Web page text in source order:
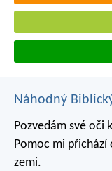
Náhodný
Pozvedám své oči
Pomoc mi přichází
zemi.